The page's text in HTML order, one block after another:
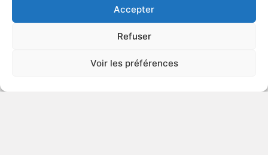
Accepter
Refuser
Voir les préférences
Carnera: The Walking Mountain